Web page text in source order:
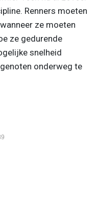
Renners moeten
ze moeten
ze gedurende
snelheid
onderweg te